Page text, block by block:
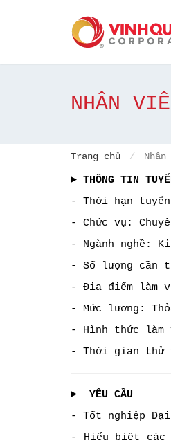
NHÂN
Trang chủ
► THÔNG TIN
- Thời hạn
- Chức vụ:
- Ngành nghề:
- Số lượng cần
- Địa điểm làm
- Mức lương:
- Hình thức
- Thời gian thử
► YÊU CẦU
- Tốt nghiệp
- Hiểu biết các